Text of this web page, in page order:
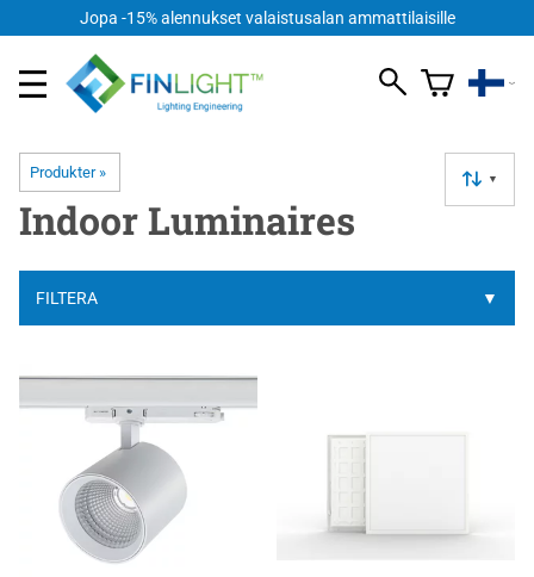
Jopa -15% alennukset valaistusalan ammattilaisille
Produkter ‪» ▼
Indoor Luminaires
FILTERA ▼